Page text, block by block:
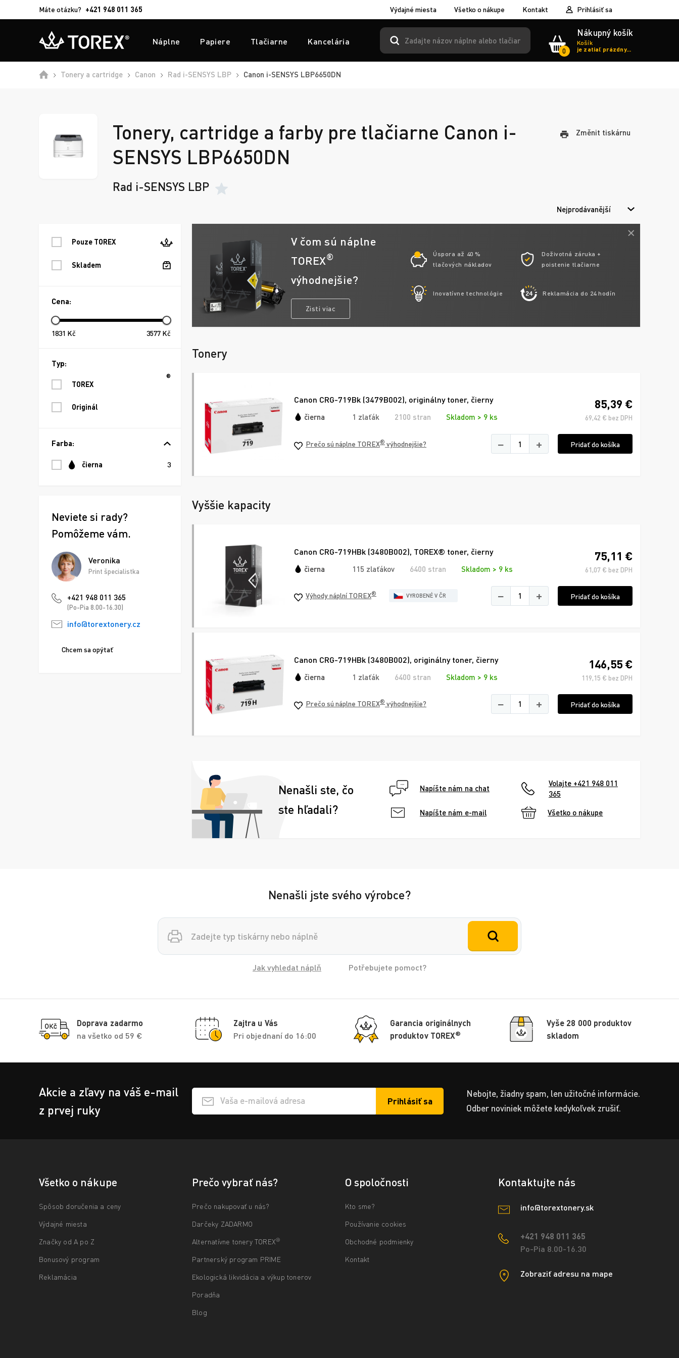
Máte otázku? +421 948 011 365 Výdajné miesta Všetko o nákupe Kontakt Prihlásiť sa
Náplne Papiere Tlačiarne Kancelária
0
Nákupný košík
Košík
je zatiaľ prázdny...
Tonery a cartridge Canon Rad i-SENSYS LBP Canon i-SENSYS LBP6650DN
Tonery, cartridge a farby pre tlačiarne Canon i-
SENSYS LBP6650DN
Rad i-SENSYS LBP
Změnit tiskárnu
Nejprodávanější
Pouze TOREX
Skladem
Cena:
1831 Kč 3577 Kč
Typ:
TOREX
®
Originál
Farba:
čierna 3
Neviete si rady?
Pomôžeme vám.
Veronika
Print špecialistka
+421 948 011 365
(Po-Pia 8.00-16.30)
info@torextonery.cz
Chcem sa opýtať
V čom sú náplne
TOREX®
výhodnejšie?
Zisti viac
Úspora až 40 %
tlačových nákladov
Doživotná záruka +
poistenie tlačiarne
Inovatívne technológie Reklamácia do 24 hodín
Tonery
Canon CRG-719Bk (3479B002), originálny toner, čierny
čierna 1 zlaťák 2100 stran Skladom > 9 ks
85,39 €
69,42 € bez DPH
Prečo sú náplne TOREX® výhodnejšie? − + Pridať do košíka
Vyššie kapacity
Canon CRG-719HBk (3480B002), TOREX® toner, čierny
čierna 115 zlaťákov 6400 stran Skladom > 9 ks
75,11 €
61,07 € bez DPH
Výhody náplní TOREX® VYROBENÉ V ČR − + Pridať do košíka
Canon CRG-719HBk (3480B002), originálny toner, čierny
čierna 1 zlaťák 6400 stran Skladom > 9 ks
146,55 €
119,15 € bez DPH
Prečo sú náplne TOREX® výhodnejšie? − + Pridať do košíka
Nenašli ste, čo
ste hľadali?
Napíšte nám na chat
Volajte +421 948 011
365
Napíšte nám e-mail Všetko o nákupe
Nenašli jste svého výrobce?
Vyhledávání
Jak vyhledat náplň Potřebujete pomoct?
Doprava zadarmo
na všetko od 59 €
Zajtra u Vás
Pri objednaní do 16:00
Garancia originálnych
produktov TOREX®
Vyše 28 000 produktov
skladom
Akcie a zľavy na váš e-mail
z prvej ruky
Přihlášení e-mailu k odběru Prihlásiť sa
Nebojte, žiadny spam, len užitočné informácie.
Odber noviniek môžete kedykoľvek zrušiť.
Všetko o nákupe
Spôsob doručenia a ceny
Výdajné miesta
Značky od A po Z
Bonusový program
Reklamácia
Prečo vybrať nás?
Prečo nakupovať u nás?
Darčeky ZADARMO
Alternatívne tonery TOREX®
Partnerský program PRIME
Ekologická likvidácia a výkup tonerov
Poradňa
Blog
O spoločnosti
Kto sme?
Používanie cookies
Obchodné podmienky
Kontakt
Kontaktujte nás
info@torextonery.sk
+421 948 011 365
Po-Pia 8.00-16.30
Zobraziť adresu na mape